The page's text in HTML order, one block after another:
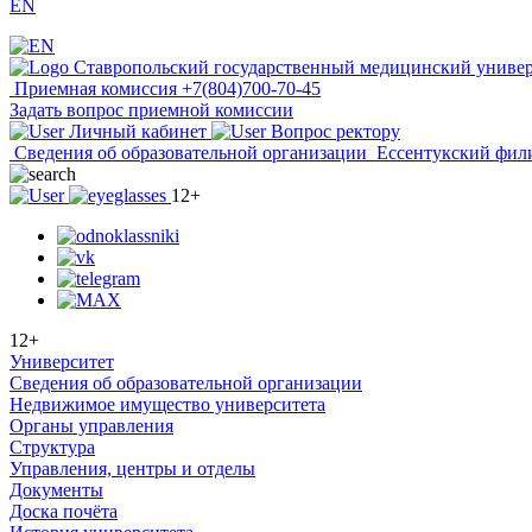
EN
Ставропольский государственный медицинский
Приемная комиссия +7(804)700-70-45
Задать вопрос приемной комиссии
Личный кабинет
Вопрос ректору
Сведения об образовательной организации Ессентукский
12+
12+
Университет
Сведения об образовательной организации
Недвижимое имущество университета
Органы управления
Структура
Управления, центры и отделы
Документы
Доска почёта